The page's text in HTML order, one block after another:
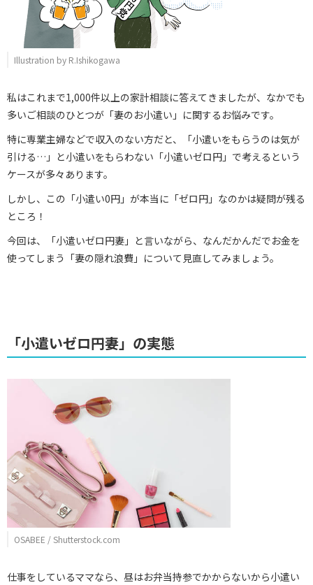
Illustration by R.Ishikogawa
私はこれまで1,000件以上の家計相談に答えてきましたが、なかでも
多いご相談のひとつが「妻のお小遣い」に関するお悩みです。
特に専業主婦などで収入のない方だと、「小遣いをもらうのは気が
引ける…」と小遣いをもらわない「小遣いゼロ円」で考えるという
ケースが多々あります。
しかし、この「小遣い0円」が本当に「ゼロ円」なのかは疑問が残る
ところ！
今回は、「小遣いゼロ円妻」と言いながら、なんだかんだでお金を
使ってしまう「妻の隠れ浪費」について見直してみましょう。
「小遣いゼロ円妻」の実態
OSABEE / Shutterstock.com
仕事をしているママなら、昼はお弁当持参でかからないから小遣い